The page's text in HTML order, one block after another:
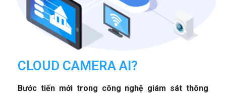
CLOUD CAMERA AI?
Bước tiến mới trong công nghệ giám sát thông